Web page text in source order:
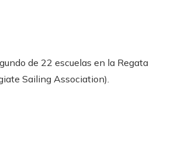
de 22 escuelas en la Regata
Sailing Association).